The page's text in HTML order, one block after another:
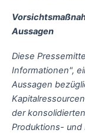
Aussagen
Diese
Informationen",
Aussagen
der
Produktions- und